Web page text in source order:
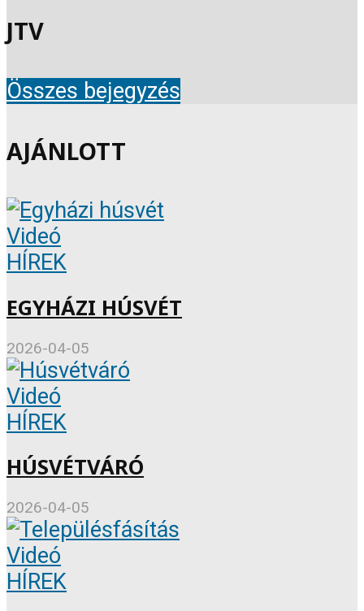
JTV
Összes bejegyzés
AJÁNLOTT
Videó
HÍREK
EGYHÁZI HÚSVÉT
2026-04-05
Videó
HÍREK
HÚSVÉTVÁRÓ
2026-04-05
Videó
HÍREK